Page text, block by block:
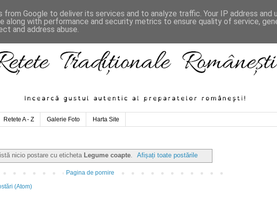
Retete A - Z Galerie Foto Harta Site
nicio postare cu eticheta Legume coapte. Afișați toate postările
Pagina de pornire
(Atom)
from Google to deliver its services and to analyze traffic. Your IP address and
along with performance and security metrics to ensure quality of service,
and address abuse.